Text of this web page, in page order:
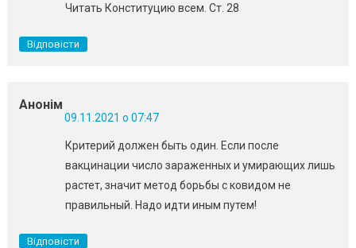
Читать Конституцию всем. Ст. 28
Відповісти
Анонім
09.11.2021 о 07:47
Критерий должен быть один. Если после
вакцинации число зараженных и умирающих лишь
растет, значит метод борьбы с ковидом не
правильный. Надо идти иным путем!
Відповісти